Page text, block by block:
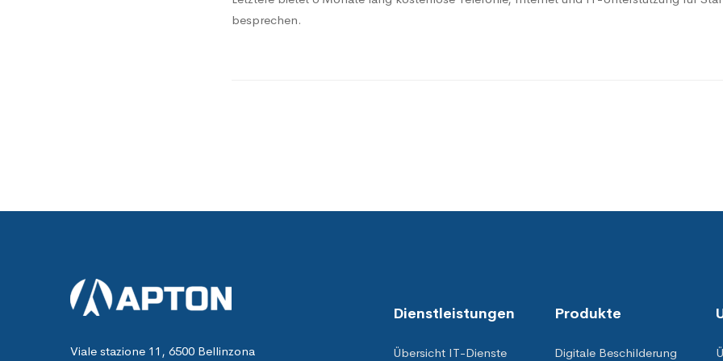
besprechen.
Viale stazione 11, 6500 Bellinzona
Dienstleistungen
Übersicht IT-Dienste
Produkte
Digitale Beschilderung